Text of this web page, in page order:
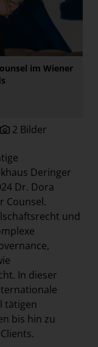
im Wiener
2 Bilder
Deringer
Dr. Dora
Counsel.
und
In dieser
tätigen
bis hin zu